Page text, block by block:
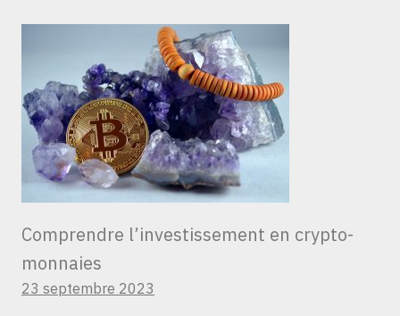
Comprendre l’investissement en crypto-
monnaies
23 septembre 2023